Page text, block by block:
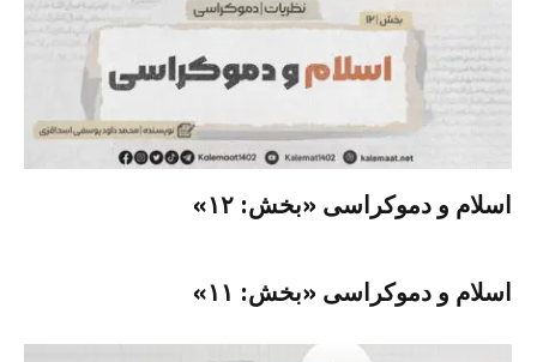
اسلام و دموکراسی «بخش: ۱۲»
اسلام و دموکراسی «بخش: ۱۱»